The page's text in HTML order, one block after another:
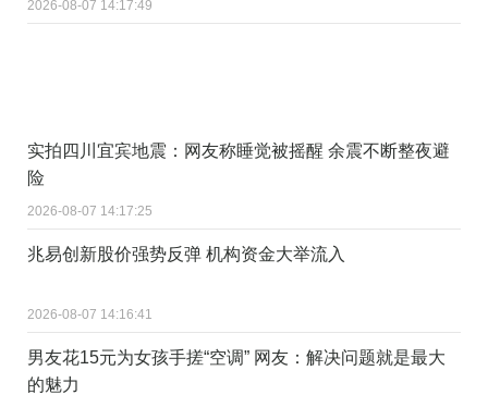
2026-08-07 14:17:49
实拍四川宜宾地震：网友称睡觉被摇醒 余震不断整夜避
险
2026-08-07 14:17:25
兆易创新股价强势反弹 机构资金大举流入
2026-08-07 14:16:41
男友花15元为女孩手搓“空调” 网友：解决问题就是最大
的魅力